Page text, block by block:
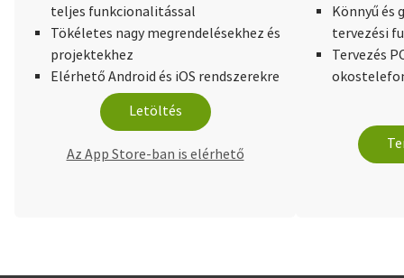
teljes funkcionalitással
Tökéletes nagy megrendelésekhez és
projektekhez
Elérhető Android és iOS rendszerekre
Letöltés
Az App Store-ban is elérhető
Könnyű és
tervezési
Tervezés